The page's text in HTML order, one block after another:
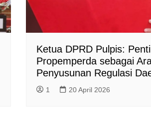
Ketua DPRD Pulpis:
Propemperda sebagai
Penyusunan Regulasi
1 20 April 2026